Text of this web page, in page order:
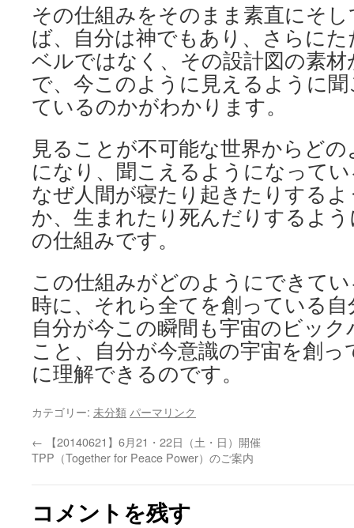
その仕組みをそのまま素直にそ
ば、自分は神でもあり、さらに
ベルではなく、その設計図の素
で、今このように見えるように
ているのかがわかります。
見ることが不可能な世界からど
になり、聞こえるようになって
なぜ人間が寝たり起きたりする
か、生まれたり死んだりするよ
の仕組みです。
この仕組みがどのようにできて
時に、それら全てを創っている
自分が今この瞬間も宇宙のビッ
こと、自分が今意識の宇宙を創
に理解できるのです。
カテゴリー: 未分類 パーマリンク
← 【20140621】6月21・22日（土・日）開催
TPP（Together for Peace Power）のご案内
コメントを残す